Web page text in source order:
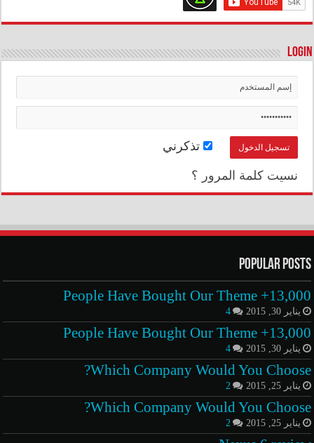
Login
تذكرني
نسيت كلمة المرور ؟
Popular Posts
13,000+ People Have Bought Our Theme
يناير 30, 2015 4
13,000+ People Have Bought Our Theme
يناير 30, 2015 4
Which Company Would You Choose?
يناير 25, 2015 2
Which Company Would You Choose?
يناير 25, 2015 2